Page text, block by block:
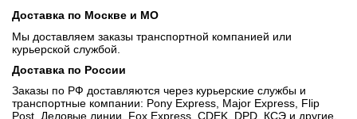
Доставка по Москве и МО
Мы доставляем заказы транспортной компанией или
курьерской службой.
Доставка по России
Заказы по РФ доставляются через курьерские службы и
транспортные компании: Pony Express, Major Express, Flip
Post, Деловые линии, Fox Express, CDEK, DPD, КСЭ и другие.